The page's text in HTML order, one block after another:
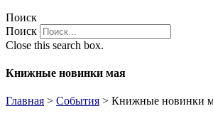
Поиск
Поиск
Close this search box.
Книжные новинки мая
Главная > События > Книжные новинки